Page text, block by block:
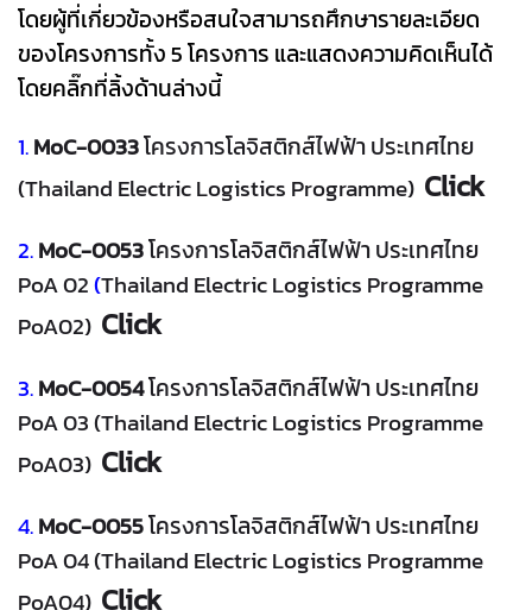
โดยผู้ที่เกี่ยวข้องหรือสนใจสามารถศึกษารายละเอียด
ของโครงการทั้ง 5 โครงการ และแสดงความคิดเห็นได้
โดยคลิ๊กที่ลิ้งด้านล่างนี้
1.MoC-0033โครงการโลจิสติกส์ไฟฟ้า ประเทศไทย
(Thailand Electric Logistics Programme) Click
2.MoC-0053โครงการโลจิสติกส์ไฟฟ้า ประเทศไทย
PoA 02(Thailand Electric Logistics Programme
PoA02) Click
3.MoC-0054โครงการโลจิสติกส์ไฟฟ้า ประเทศไทย
PoA 03 (Thailand Electric Logistics Programme
PoA03) Click
4.MoC-0055โครงการโลจิสติกส์ไฟฟ้า ประเทศไทย
PoA 04 (Thailand Electric Logistics Programme
PoA04) Click